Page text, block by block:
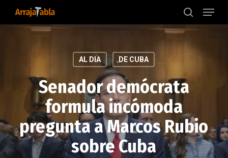
search
Menu
AL DIA DE CUBA
Senador demócrata
formula incómoda
pregunta a Marcos Rubio
sobre Cuba